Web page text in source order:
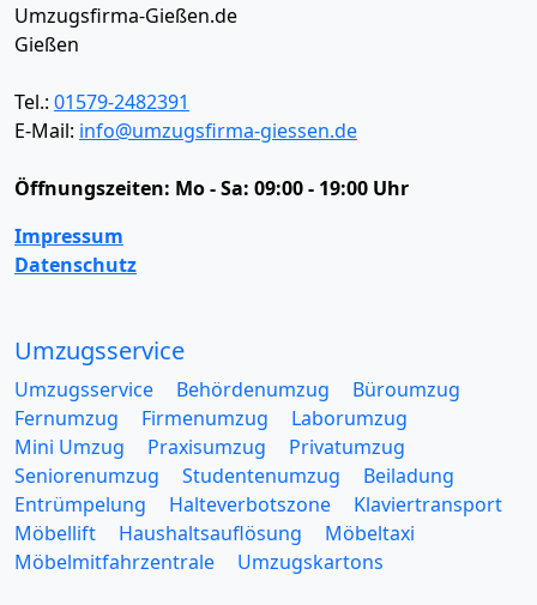
Umzugsfirma-Gießen.de
Gießen
Tel.: 01579-2482391
E-Mail: info@umzugsfirma-giessen.de
Öffnungszeiten: Mo - Sa: 09:00 - 19:00 Uhr
Impressum
Datenschutz
Umzugsservice
Umzugsservice Behördenumzug
Büroumzug
Fernumzug
Firmenumzug
Laborumzug
Mini Umzug
Praxisumzug
Privatumzug
Seniorenumzug
Studentenumzug
Beiladung
Entrümpelung
Halteverbotszone
Klaviertransport
Möbellift
Haushaltsauflösung
Möbeltaxi
Möbelmitfahrzentrale
Umzugskartons